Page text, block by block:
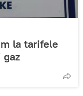
la tarifele